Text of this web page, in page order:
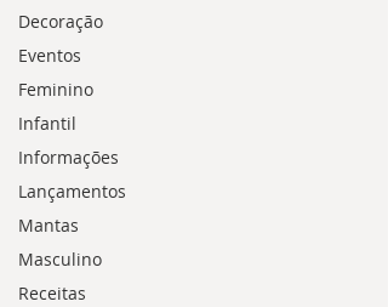
Decoração
Eventos
Feminino
Infantil
Informações
Lançamentos
Mantas
Masculino
Receitas